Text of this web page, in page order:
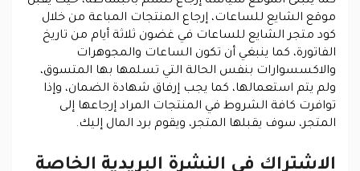
موقع الشايع للساعات، إرجاع المنتجات المباعة من خلال
كود متجر الشايع للساعات في غضون ثلاثة أيام من تاريخ
الفاتورة، كما ينبغي أن تكون الساعات والمجوهرات
والاكسسوارات بنفس الحالة التي تسلمها بها المتسوق،
ولم يتم استعمالها، كما يجب إرفاق شهادة الضمان، وإذا
توافرت كافة الشروط في المنتجات المراد إرجاعها إلى
المتجر، سوف يقبلها المتجر، ويقوم برد المال إليك.
الاشتراك في النشرة البريدية الخاصة